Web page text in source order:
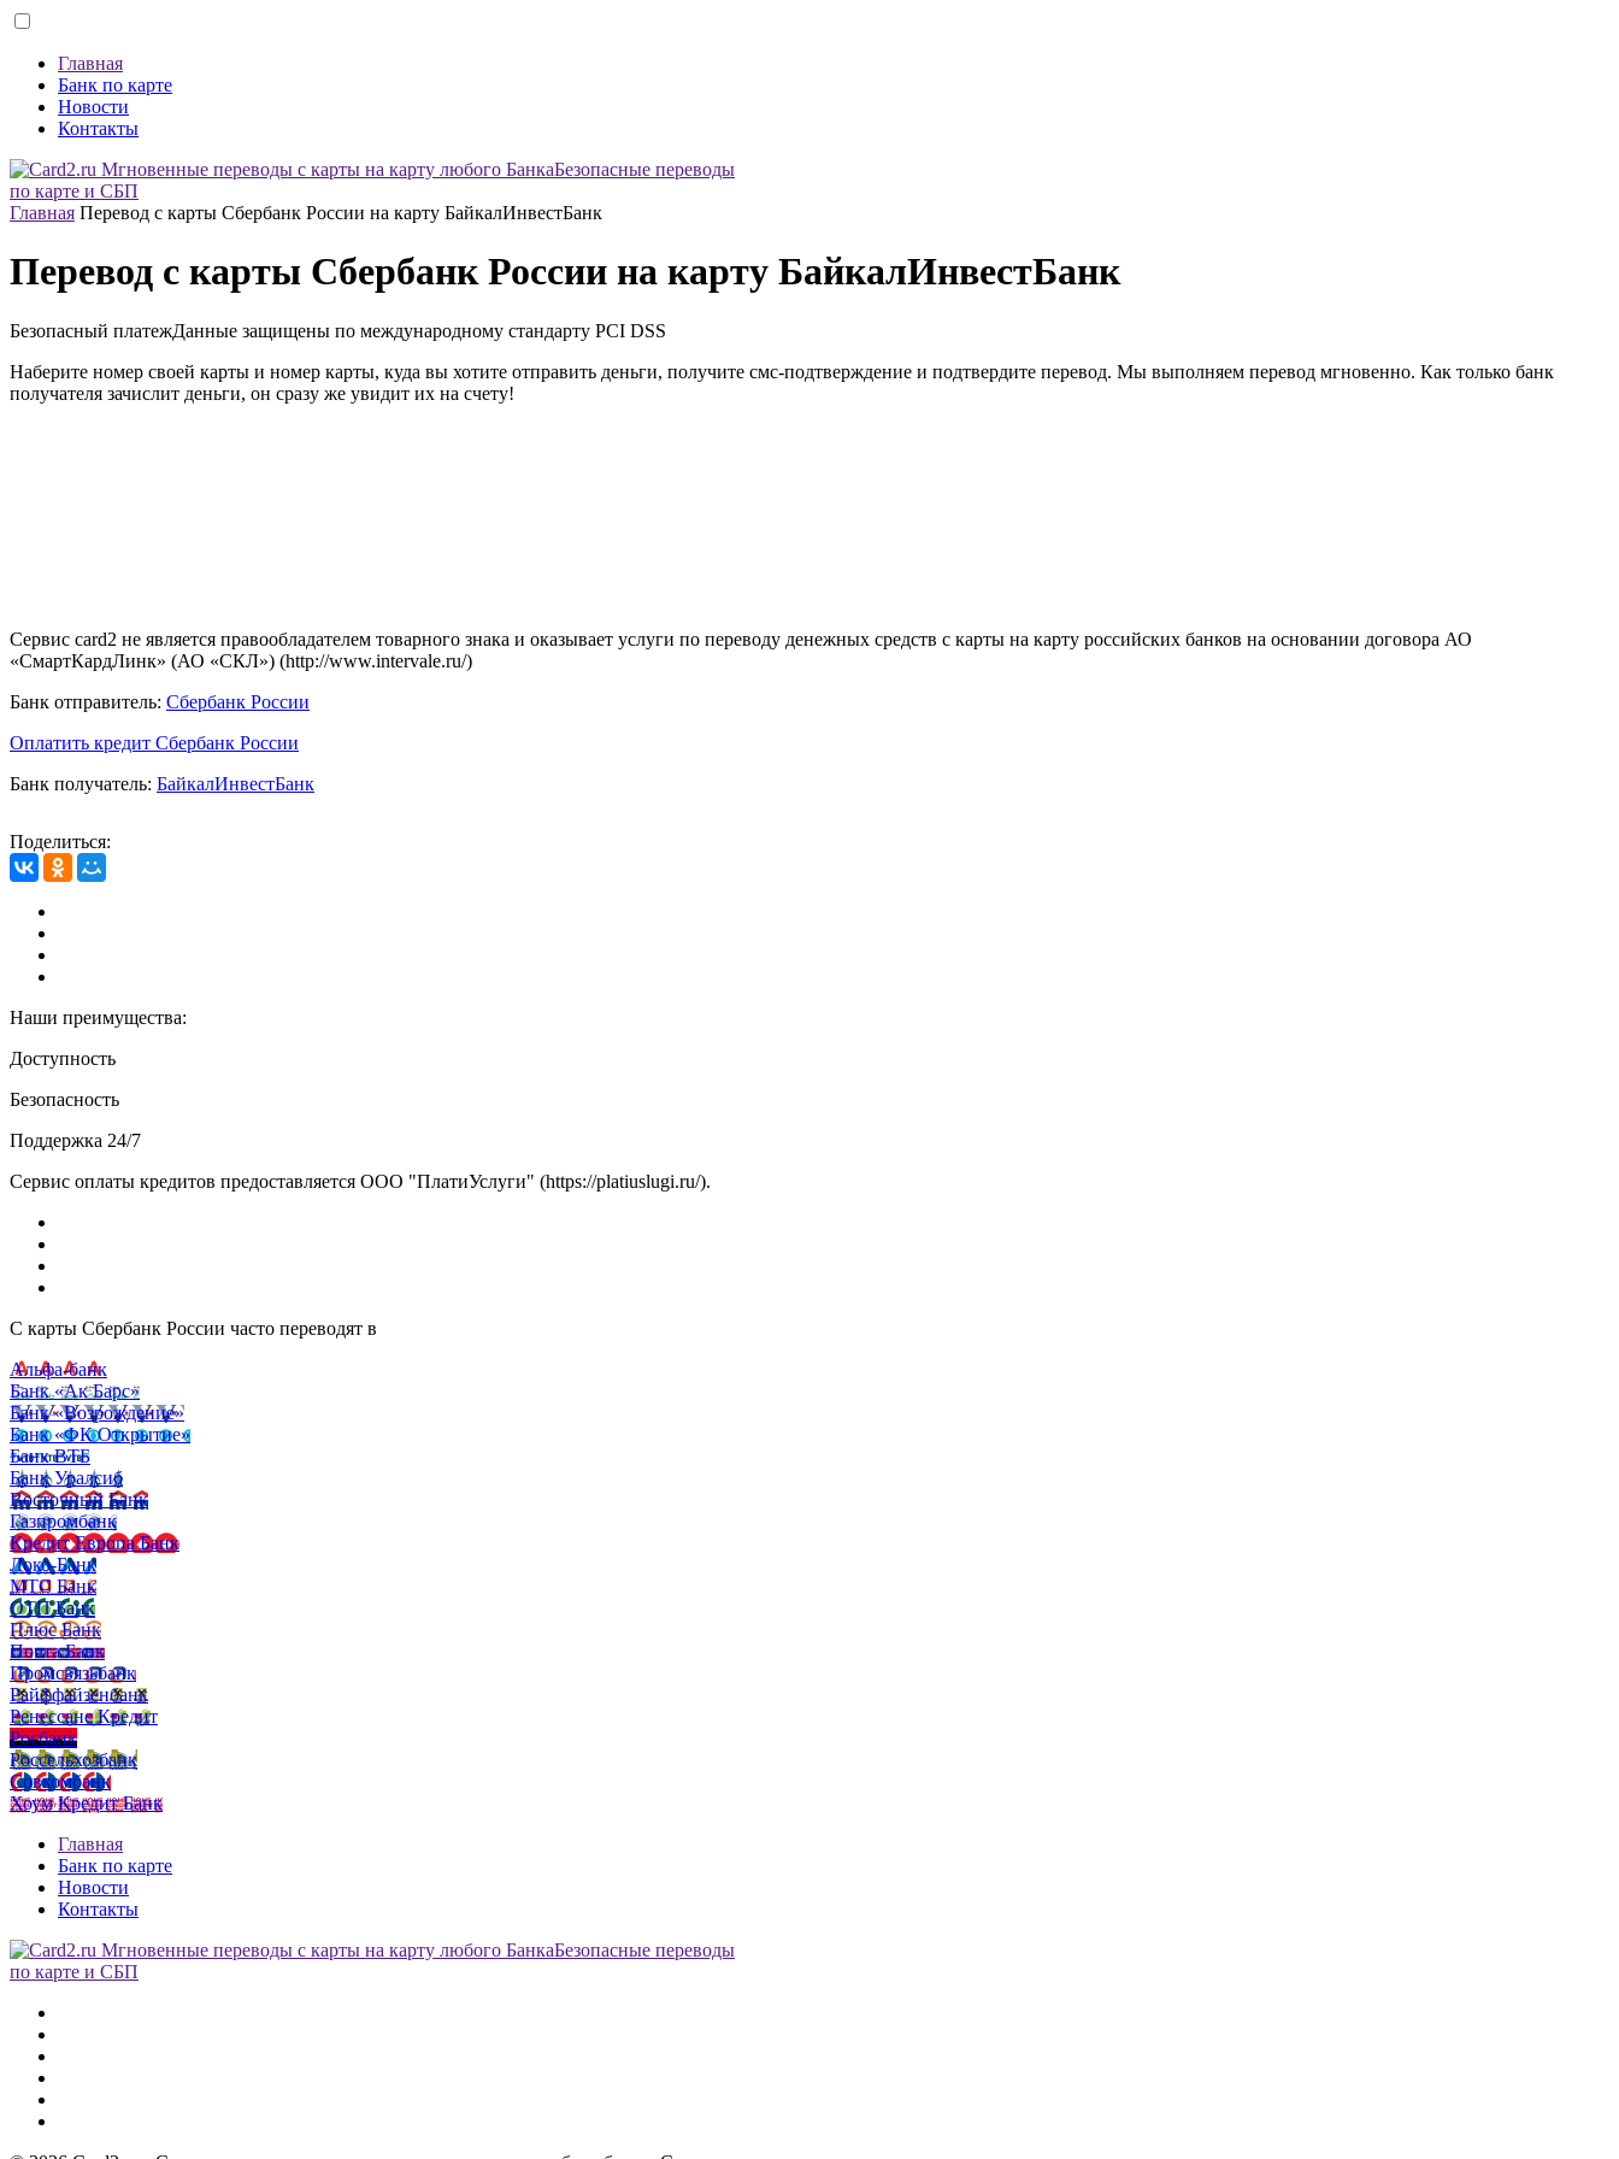
Главная
Банк по карте
Новости
Контакты
Безопасные переводы
по карте и СБП
Главная Перевод с карты Сбербанк России на карту БайкалИнвестБанк
Перевод с карты Сбербанк России на карту БайкалИнвестБанк
Безопасный платежДанные защищены по международному стандарту PCI DSS
Наберите номер своей карты и номер карты, куда вы хотите отправить деньги, получите смс-подтверждение и подтвердите перевод. Мы выполняем перевод мгновенно. Как только банк
получателя зачислит деньги, он сразу же увидит их на счету!
Сервис card2 не является правообладателем товарного знака и оказывает услуги по переводу денежных средств с карты на карту российских банков на основании договора АО
«СмартКардЛинк» (АО «СКЛ») (http://www.intervale.ru/)
Банк отправитель: Сбербанк России
Оплатить кредит Сбербанк России
Банк получатель: БайкалИнвестБанк
Поделиться:
Наши преимущества:
Доступность
Безопасность
Поддержка 24/7
Сервис оплаты кредитов предоставляется ООО "ПлатиУслуги" (https://platiuslugi.ru/).
С карты Сбербанк России часто переводят в
Альфа-банк
Банк «Ак Барс»
Банк «Возрождение»
Банк «ФК Открытие»
Банк ВТБ
Банк Уралсиб
Восточный Банк
Газпромбанк
Кредит Европа Банк
Локо-Банк
МТС Банк
ОТП Банк
Плюс Банк
Почта Банк
Промсвязьбанк
Райффайзенбанк
Ренессанс Кредит
Росбанк
Россельхозбанк
Совкомбанк
Хоум Кредит Банк
Главная
Банк по карте
Новости
Контакты
Безопасные переводы
по карте и СБП